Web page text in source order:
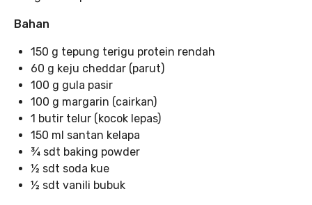
Bahan
150 g tepung terigu protein rendah
60 g keju cheddar (parut)
100 g gula pasir
100 g margarin (cairkan)
1 butir telur (kocok lepas)
150 ml santan kelapa
¾ sdt baking powder
½ sdt soda kue
½ sdt vanili bubuk